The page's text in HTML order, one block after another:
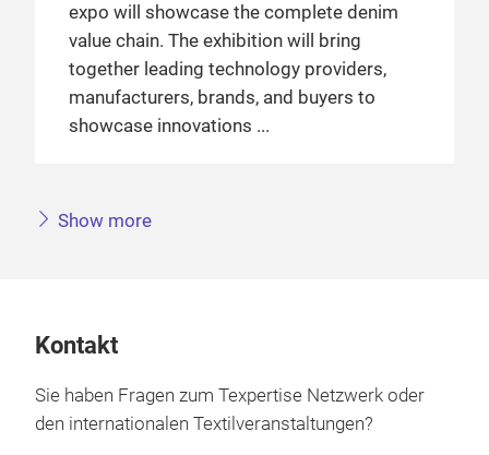
expo will showcase the complete denim
value chain. The exhibition will bring
together leading technology providers,
manufacturers, brands, and buyers to
showcase innovations
Show more
Kontakt
Sie haben Fragen zum Texpertise Netzwerk oder
den internationalen Textilveranstaltungen?